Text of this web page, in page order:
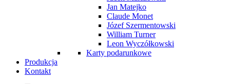
Jan Matejko
Claude Monet
Józef Szermentowski
William Turner
Leon Wyczółkowski
Karty podarunkowe
Produkcja
Kontakt